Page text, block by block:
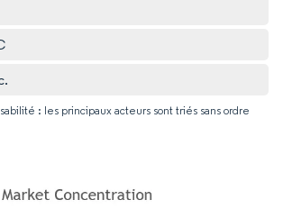
: les principaux acteurs sont triés sans ordre